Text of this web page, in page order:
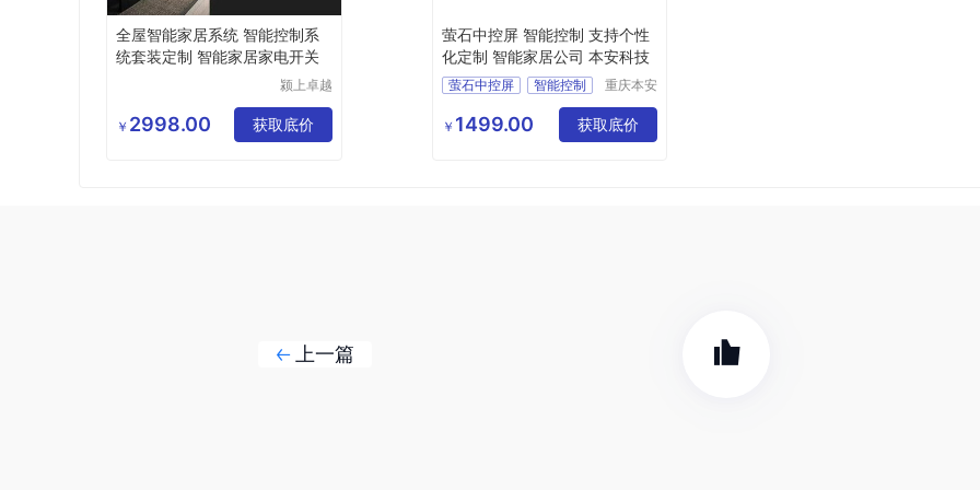
全屋智能家居系统 智能控制系
统套装定制 智能家居家电开关
颍上卓越
有限公司
￥ 2998.00 获取底价
萤石中控屏 智能控制 支持个性
化定制 智能家居公司 本安科技
萤石中控屏
智能控制
重庆智能家居公司
重庆本安
有限公司
￥ 1499.00 获取底价
上一篇